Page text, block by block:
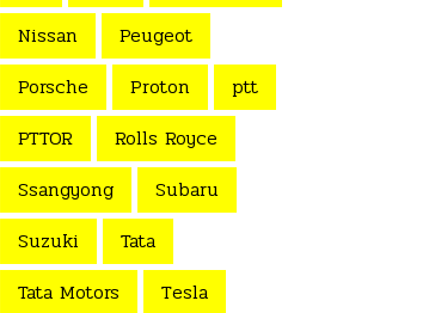
Nissan
Peugeot
Porsche
Proton
ptt
PTTOR
Rolls Royce
Ssangyong
Subaru
Suzuki
Tata
Tata Motors
Tesla